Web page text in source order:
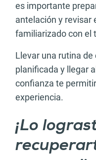
es importante
antelación y revisar
familiarizado con el
Llevar una rutina
planificada y llegar
confianza te
experiencia.
¡Lo